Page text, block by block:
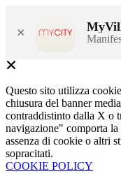
×
Questo sito utilizza
chiusura del banner
contraddistinto dalla X o
navigazione" comporta
assenza di cookie o altri
sopracitati.
COOKIE POLICY